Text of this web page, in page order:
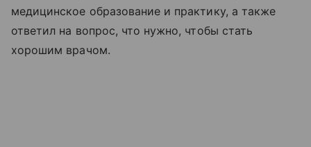
медицинское образование и практику, а также
ответил на вопрос, что нужно, чтобы стать
хорошим врачом.